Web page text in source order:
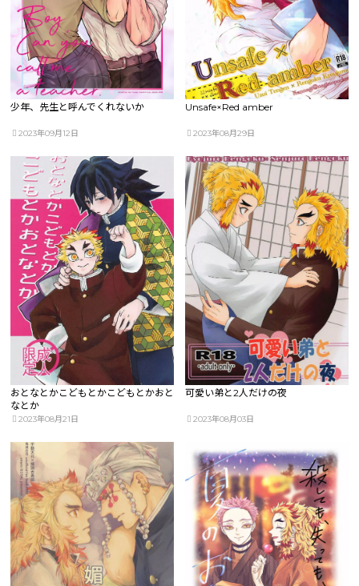
少年、先生と呼んでくれないか
2023年09月12日
Unsafe×Red amber
2023年08月29日
おとなとかこどもとかこどもとかおと
なとか
2023年08月21日
可愛い弟と2人だけの夜
2023年08月03日